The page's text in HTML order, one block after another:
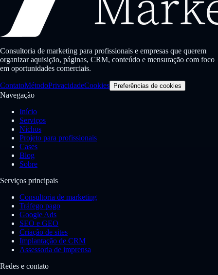
Consultoria de marketing para profissionais e empresas que querem
organizar aquisição, páginas, CRM, conteúdo e mensuração com foco
em oportunidades comerciais.
ContatoMétodoPrivacidadeCookies Preferências de cookies
Navegação
Início
Serviços
Nichos
Projeto para profissionais
Cases
Blog
Sobre
Serviços principais
Consultoria de marketing
Tráfego pago
Google Ads
SEO e GEO
Criação de sites
Implantação de CRM
Assessoria de imprensa
Redes e contato